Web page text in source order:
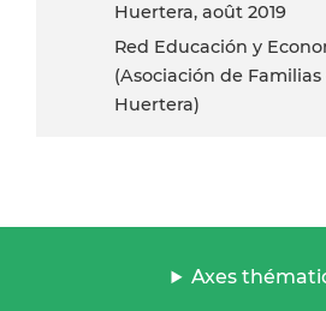
Huertera, août 2019
Red Educación y
(Asociación de
Huertera)
Axes